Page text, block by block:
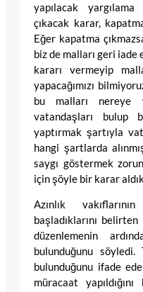
yapılacak
çıkacak karar,
Eğer kapatma
biz de malları geri iade
kararı vermeyip
yapacağımızı
bu malları nereye
vatandaşları
yaptırmak şartıyla
hangi şartlarda
saygı göstermek
için şöyle bir karar
Azınlık
başladıklarını
düzenlemenin
bulunduğunu söyledi.
bulunduğunu ifade
müracaat